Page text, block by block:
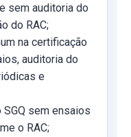
sem auditoria do
do RAC;
na certificação
auditoria do
e
SGQ sem ensaios
o RAC;